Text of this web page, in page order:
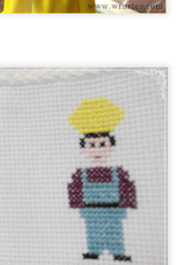
AQUI
grande abraço! 👑
bit.ly/WRartes
wagnner.reis
wagnerreisss
Wagner Reis